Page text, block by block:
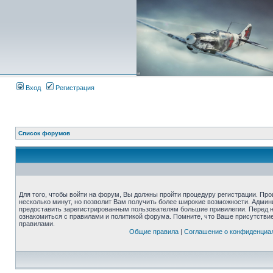
Вход Регистрация
Список форумов
Для того, чтобы войти на форум, Вы должны пройти процедуру регистрации.
несколько минут, но позволит Вам получить более широкие возможности.
предоставить зарегистрированным пользователям большие привилегии.
ознакомиться с правилами и политикой форума. Помните, что Ваше
правилами.
Общие правила| Соглашение о